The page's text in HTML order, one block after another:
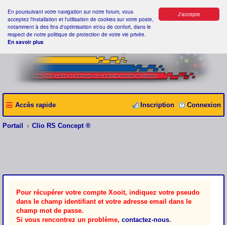
J'accepte
En poursuivant votre navigation sur notre forum, vous
acceptez l'installation et l'utilisation de cookies sur votre poste,
notamment à des fins d'optimisation et/ou de confort, dans le
respect de notre politique de protection de votre vie privée.
En savoir plus
Accès rapide Connexion
Inscription
Portail Clio RS Concept ®
Pour récupérer votre compte Xooit, indiquez votre pseudo
dans le champ identifiant et votre adresse email dans le
champ mot de passe.
Si vous rencontrez un problème, contactez-nous.